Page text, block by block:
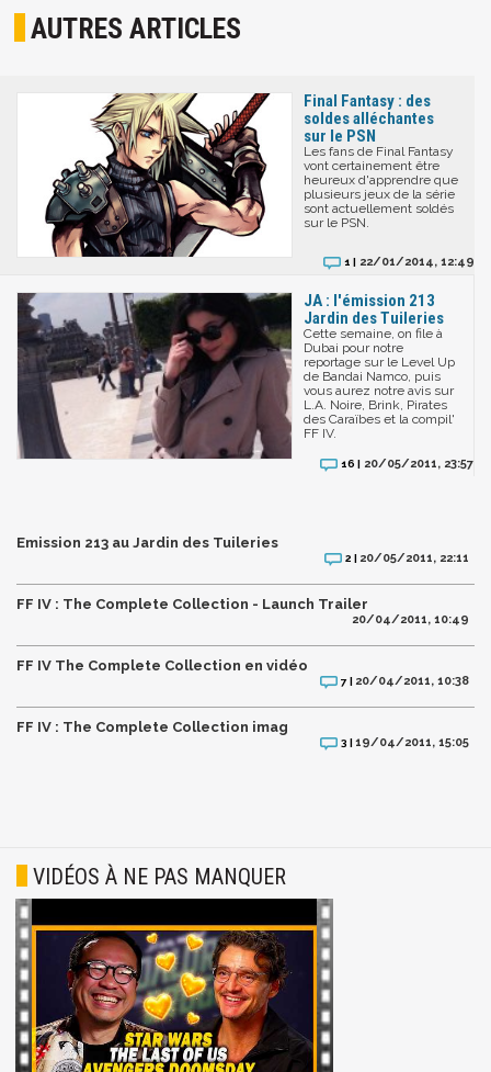
AUTRES ARTICLES
Final Fantasy : des
soldes alléchantes
sur le PSN
Les fans de Final Fantasy
vont certainement être
heureux d'apprendre que
plusieurs jeux de la série
sont actuellement soldés
sur le PSN.
1 | 22/01/2014, 12:49
JA : l'émission 213
Jardin des Tuileries
Cette semaine, on file à
Dubai pour notre
reportage sur le Level Up
de Bandai Namco, puis
vous aurez notre avis sur
L.A. Noire, Brink, Pirates
des Caraïbes et la compil'
FF IV.
16 | 20/05/2011, 23:57
Emission 213 au Jardin des Tuileries
2 | 20/05/2011, 22:11
FF IV : The Complete Collection - Launch Trailer
20/04/2011, 10:49
FF IV The Complete Collection en vidéo
7 | 20/04/2011, 10:38
FF IV : The Complete Collection imag
3 |19/04/2011, 15:05
VIDÉOS À NE PAS MANQUER